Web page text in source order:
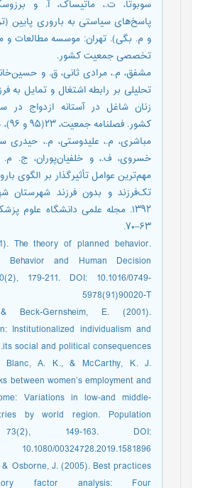
پاسخ‌های سیاستی به باروری پایین
و م. بگی). تهران: موسسه مطالعات و
تخصصی جمعیت کشور.
تحلیلی بر رابطه اشتغال و تمایل به
زنان شاغل در آستانه ازدواج در
کشور. فصلنامه جمعیت، ۲۳(۹۵ و ۹۶)، 24–1.
مباشری، م.، علیدوستی، م.، حیدری
مهم‌ترین عوامل تأثیرگذار بر الگوی
تک‌فرزند و بدون فرزند شهرستان
۶۳–۷۰.
The theory of planned behavior.
Behavior and Human Decision
179-211. DOI: 10.1016/0749-
5978(91)90020-T
Beck-Gernsheim, E. (2001).
Institutionalized individualism and
its social and political consequences.
Blanc, A. K., & McCarthy, K. J.
between women’s employment and
Variations in low-and middle-
by world region. Population
73(2), 149-163. DOI:
10.1080/00324728.2019.1581896
& Osborne, J. (2005). Best practices
factor analysis: Four